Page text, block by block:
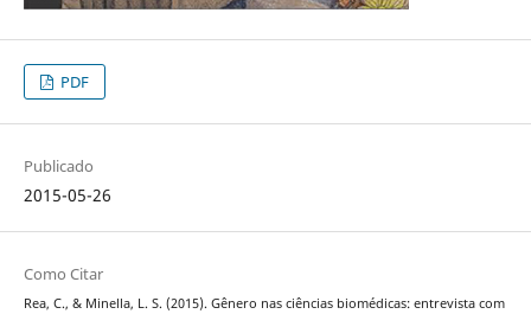
PDF
Publicado
2015-05-26
Como Citar
Rea, C., & Minella, L. S. (2015). Gênero nas ciências biomédicas: entrevista com